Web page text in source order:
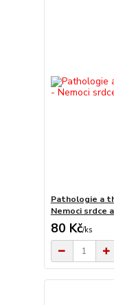
Pathologie a
Nemoci srdce
80 Kč/ks